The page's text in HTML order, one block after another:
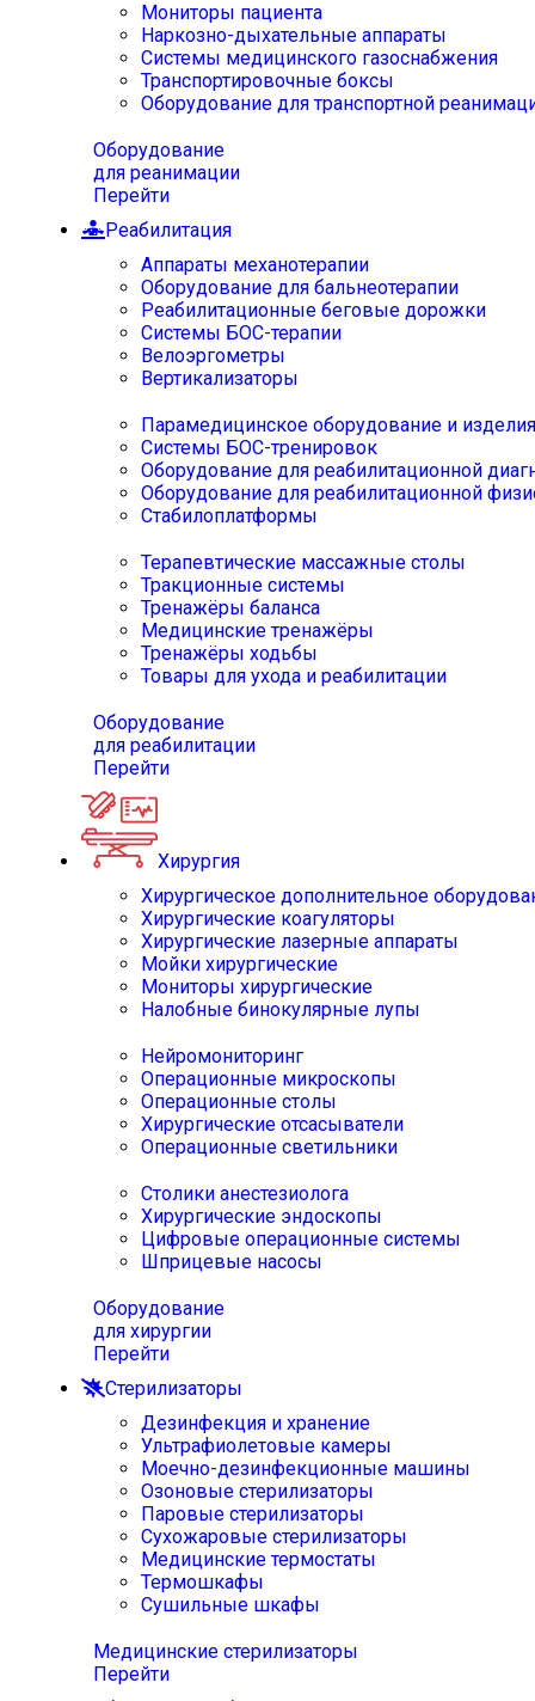
Мониторы пациента
Наркозно-дыхательные аппараты
Системы медицинского газоснабжения
Транспортировочные боксы
Оборудование для транспортной
Оборудование
для реанимации
Перейти
Реабилитация
Аппараты механотерапии
Оборудование для бальнеотерапии
Реабилитационные беговые дорожки
Системы БОС-терапии
Велоэргометры
Вертикализаторы
Парамедицинское оборудование и изделия
Системы БОС-тренировок
Оборудование для реабилитационной
Оборудование для реабилитационной
Стабилоплатформы
Терапевтические массажные столы
Тракционные системы
Тренажёры баланса
Медицинские тренажёры
Тренажёры ходьбы
Товары для ухода и реабилитации
Оборудование
для реабилитации
Перейти
Хирургия
Хирургическое дополнительное
Хирургические коагуляторы
Хирургические лазерные аппараты
Мойки хирургические
Мониторы хирургические
Налобные бинокулярные лупы
Нейромониторинг
Операционные микроскопы
Операционные столы
Хирургические отсасыватели
Операционные светильники
Столики анестезиолога
Хирургические эндоскопы
Цифровые операционные системы
Шприцевые насосы
Оборудование
для хирургии
Перейти
Стерилизаторы
Дезинфекция и хранение
Ультрафиолетовые камеры
Моечно-дезинфекционные машины
Озоновые стерилизаторы
Паровые стерилизаторы
Сухожаровые стерилизаторы
Медицинские термостаты
Термошкафы
Сушильные шкафы
Медицинские стерилизаторы
Перейти